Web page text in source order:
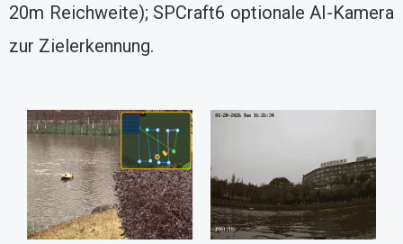
20m Reichweite); SPCraft6 optionale AI-Kamera
zur Zielerkennung.